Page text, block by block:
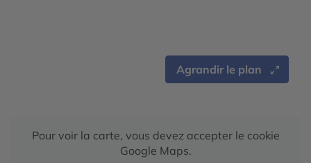
Agrandir le plan
Pour voir la carte, vous devez accepter le cookie
Google Maps.